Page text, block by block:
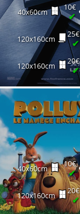
40x60cm
10€
✔
120x160cm
25€
✔
120x160cm
20€
✔
40x60cm
10€
✔
120x160cm
20€
✔